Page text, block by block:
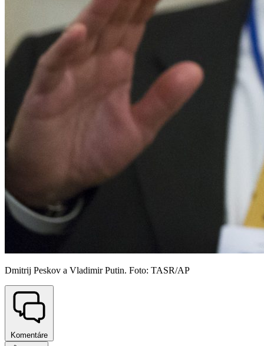
Dmitrij Peskov a Vladimir Putin. Foto: TASR/AP
Komentáre